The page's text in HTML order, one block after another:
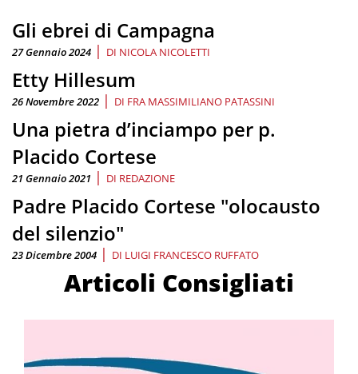
Gli ebrei di Campagna
27 Gennaio 2024 | DI NICOLA NICOLETTI
Etty Hillesum
26 Novembre 2022 | DI FRA MASSIMILIANO PATASSINI
Una pietra d’inciampo per p.
Placido Cortese
21 Gennaio 2021 | DI REDAZIONE
Padre Placido Cortese "olocausto
del silenzio"
23 Dicembre 2004 | DI LUIGI FRANCESCO RUFFATO
Articoli Consigliati